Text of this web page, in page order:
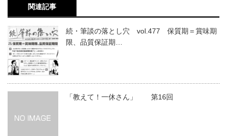
関連記事
続・筆談の落とし穴 vol.477 保質期＝賞味期
限、品質保証期…
「教えて！一休さん」 第16回